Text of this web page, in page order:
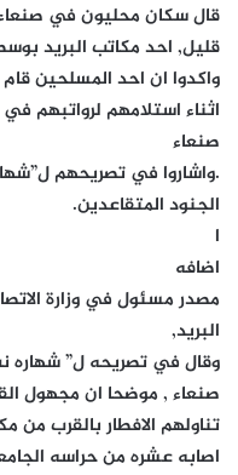
قال سكان محليون في
قليل, احد مكاتب البريد
واكدوا ان احد المسلحين
اثناء استلامهم لرواتبهم
صنعاء
.واشاروا في تصريحهم
الجنود المتقاعدين.
ا
اضافه
مصدر مسئول في وزارة
البريد,
وقال في تصريحه ل” شهاره
صنعاء , موضحا ان مجهول
تناولهم الافطار بالقرب
اصابه عشره من حراسه